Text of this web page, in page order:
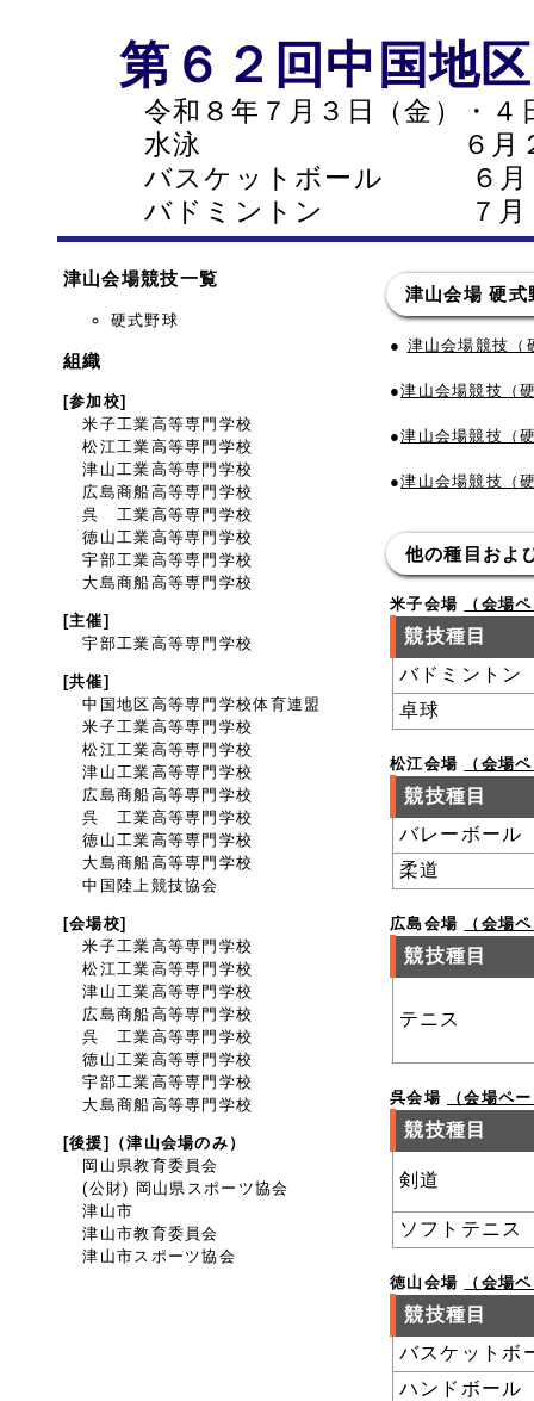
第６２回中国地
令和８年７月３日（金）・４日
水泳 ６月２８日
バスケットボール ６月２７
バドミントン ７月１１日
津山会場競技一覧
硬式野球
組織
[参加校]
米子工業高等専門学校
松江工業高等専門学校
津山工業高等専門学校
広島商船高等専門学校
呉 工業高等専門学校
徳山工業高等専門学校
宇部工業高等専門学校
大島商船高等専門学校
[主催]
宇部工業高等専門学校
[共催]
中国地区高等専門学校体育連盟
米子工業高等専門学校
松江工業高等専門学校
津山工業高等専門学校
広島商船高等専門学校
呉 工業高等専門学校
徳山工業高等専門学校
大島商船高等専門学校
中国陸上競技協会
[会場校]
米子工業高等専門学校
松江工業高等専門学校
津山工業高等専門学校
広島商船高等専門学校
呉 工業高等専門学校
徳山工業高等専門学校
宇部工業高等専門学校
大島商船高等専門学校
[後援]（津山会場のみ）
岡山県教育委員会
(公財) 岡山県スポーツ協会
津山市
津山市教育委員会
津山市スポーツ協会
津山会場 硬式
● 津山会場競技（
●津山会場競技（
●津山会場競技（
●津山会場競技（
他の種目およ
米子会場 （会場
競技種目
バドミントン
卓球
松江会場 （会場
競技種目
バレーボール
柔道
広島会場 （会場
競技種目
テニス
呉会場 （会場ペ
競技種目
剣道
ソフトテニス
徳山会場 （会場
競技種目
バスケットボ
ハンドボール